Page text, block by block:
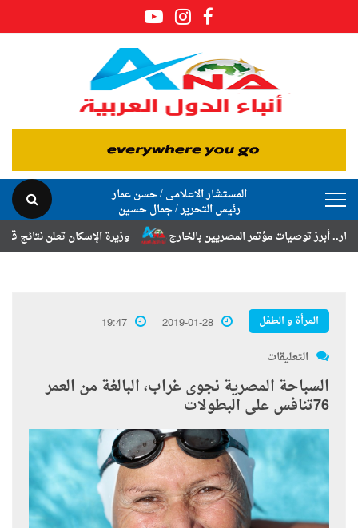
المستشار الاعلامى / حسن عمار
رئيس التحرير / جمال حسين
وزيرة الإسكان تعلن نتائج قرعة
توصيات مؤتمر المصريين بالخارج
المرأة و الطفل 2019-01-28
19:47
التعليقات
السباحة المصرية نجوى غراب، البالغة من العمر
76تنافس على البطولات